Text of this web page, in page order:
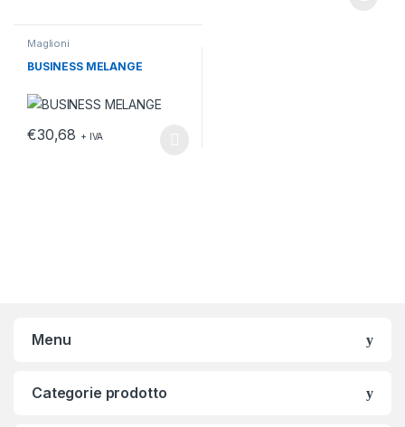
Maglioni
BUSINESS MELANGE
€30,68 + IVA
Menu
Categorie prodotto